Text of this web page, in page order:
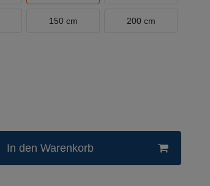
150 cm 200 cm
In den Warenkorb